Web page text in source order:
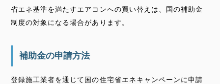
省エネ基準を満たすエアコンへの買い替えは、国の補助金
制度の対象になる場合があります。
補助金の申請方法
登録施工業者を通じて国の住宅省エネキャンペーンに申請